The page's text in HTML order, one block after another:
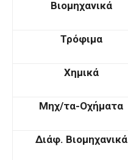
Βιομηχανικά
Τρόφιμα
Χημικά
Μηχ/τα-Οχήματα
Διάφ. Βιομηχανικά